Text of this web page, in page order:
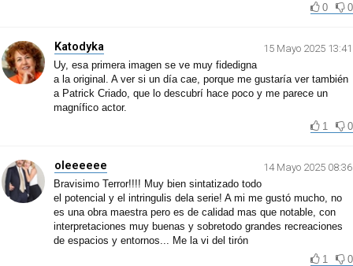
0
0
Katodyka
15 Mayo 2025 13:41
Uy, esa primera imagen se ve muy fidedigna
a la original. A ver si un día cae, porque me gustaría ver también
a Patrick Criado, que lo descubrí hace poco y me parece un
magnífico actor.
1
0
oleeeeee
14 Mayo 2025 08:36
Bravisimo Terror!!!! Muy bien sintatizado todo
el potencial y el intringulis dela serie! A mi me gustó mucho, no
es una obra maestra pero es de calidad mas que notable, con
interpretaciones muy buenas y sobretodo grandes recreaciones
de espacios y entornos... Me la vi del tirón
1
0